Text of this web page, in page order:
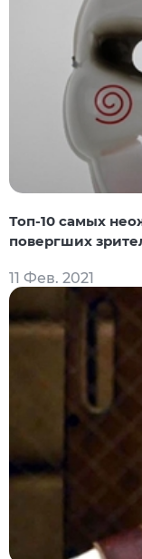
Топ-10 самых
повергших
11 Фев. 2021